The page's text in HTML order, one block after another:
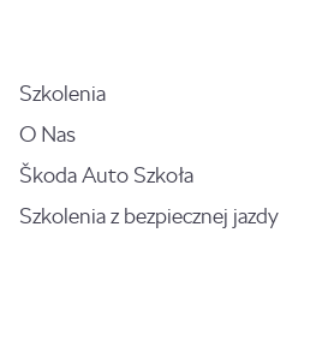
Szkolenia
O Nas
Škoda Auto Szkoła
Szkolenia z bezpiecznej jazdy